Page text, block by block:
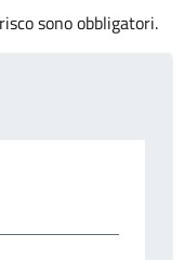
sono obbligatori.